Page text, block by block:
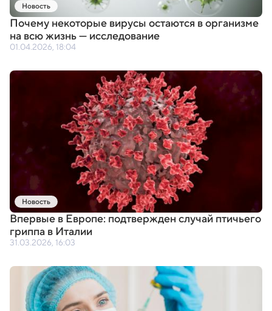
Новость
Почему некоторые вирусы остаются в организме
на всю жизнь — исследование
01.04.2026, 18:04
Новость
Впервые в Европе: подтвержден случай птичьего
гриппа в Италии
31.03.2026, 16:03